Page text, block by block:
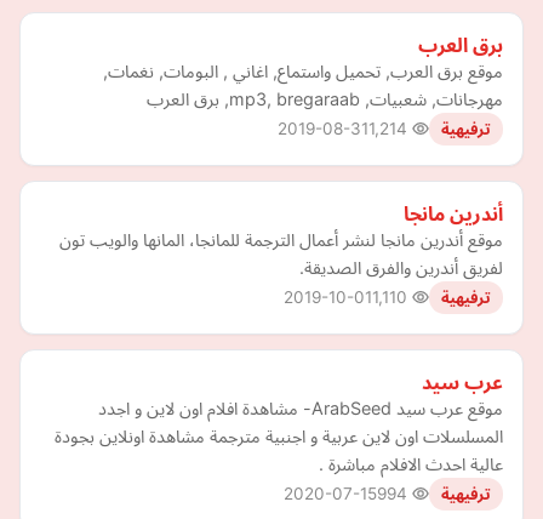
برق العرب
موقع برق العرب, تحميل واستماع, اغاني , البومات, نغمات,
مهرجانات, شعبيات, mp3, bregaraab, برق العرب
ترفيهية 2019-08-31
أندرين مانجا
موقع أندرين مانجا لنشر أعمال الترجمة للمانجا، المانها والويب تون
لفريق أندرين والفرق الصديقة.
ترفيهية 2019-10-01
عرب سيد
موقع ‎عرب سيد ArabSeed- مشاهدة افلام اون لاين و اجدد
المسلسلات اون لاين عربية و اجنبية مترجمة مشاهدة اونلاين بجودة
عالية احدث الافلام مباشرة .
ترفيهية 2020-07-15